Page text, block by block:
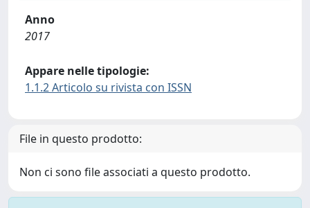
Anno
2017
Appare nelle tipologie:
1.1.2 Articolo su rivista con ISSN
File in questo prodotto:
Non ci sono file associati a questo prodotto.